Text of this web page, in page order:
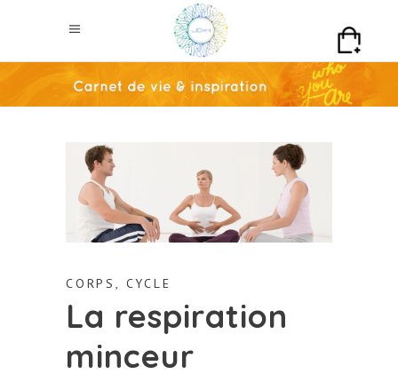
CORPS , CYCLE
La respiration
minceur